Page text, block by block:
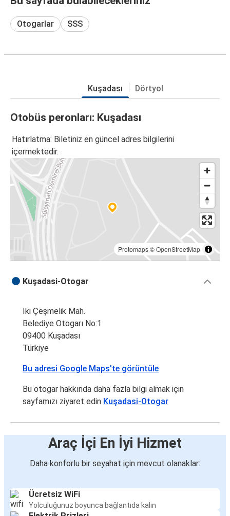
Otogarlar SSS
Kuşadası Dörtyol
Otobüs peronları: Kuşadası
Hatırlatma: Biletiniz en güncel adres bilgilerini
içermektedir.
Protomaps©OpenStreetMap
Kuşadasi-Otogar
İki Çeşmelik Mah.
Belediye Otogarı No:1
09400 Kuşadası
Türkiye
Bu adresi Google Maps’te görüntüle
Bu otogar hakkında daha fazla bilgi almak için
sayfamızı ziyaret edin Kuşadasi-Otogar
Araç İçi En İyi Hizmet
Daha konforlu bir seyahat için mevcut olanaklar:
Ücretsiz WiFi
Yolculuğunuz boyunca bağlantıda kalın